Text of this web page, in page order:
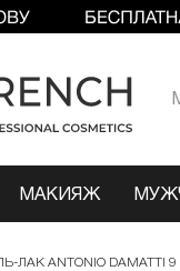
МАКИЯЖ
ЛАК ANTONIO DAMATTI